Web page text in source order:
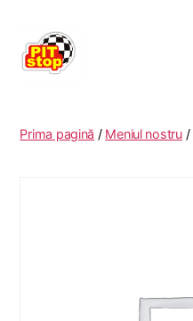
RASNOV
Prima pagină / Meniul nostru/